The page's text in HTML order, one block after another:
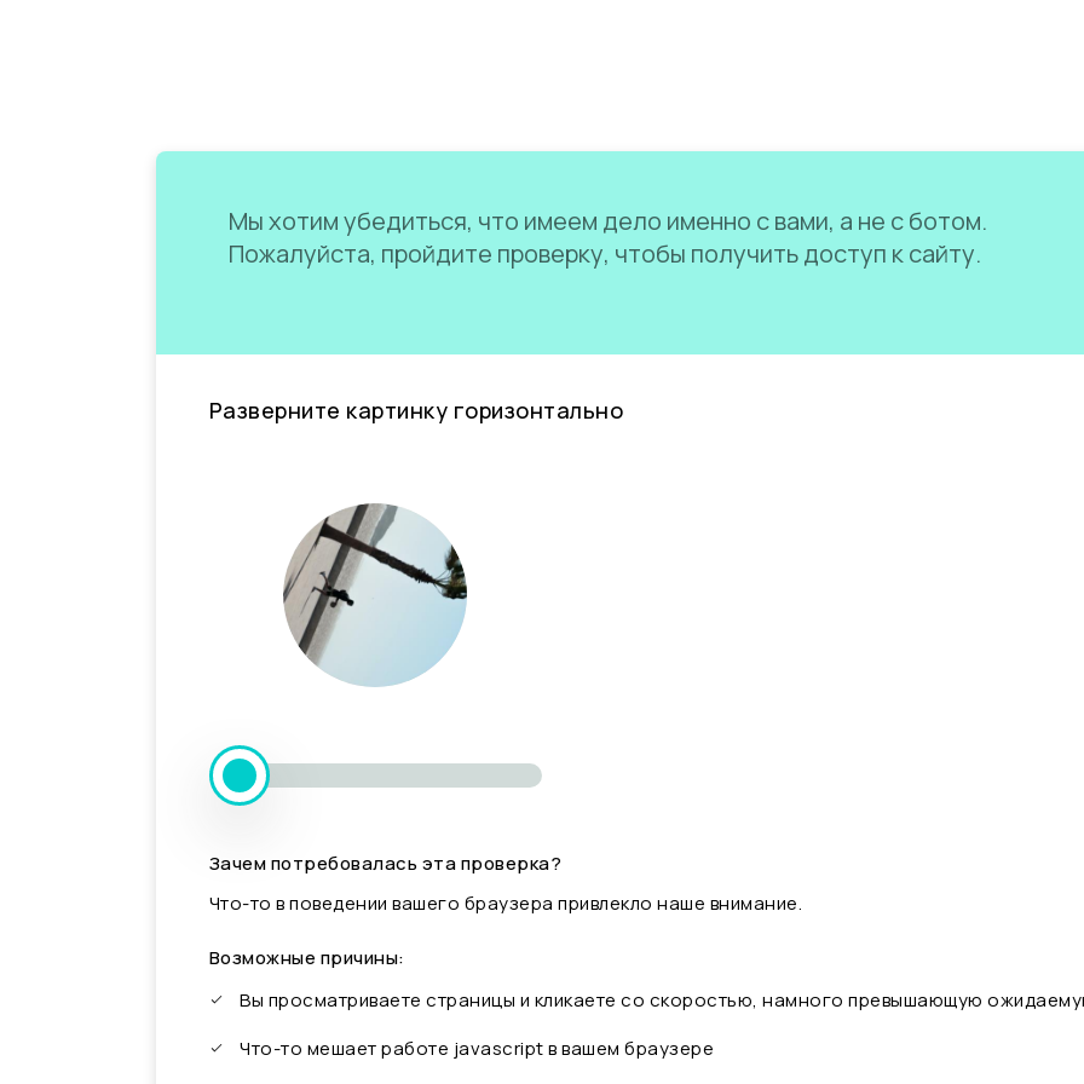
Мы хотим убедиться, что имеем дело именно с вами, а не с ботом.
Пожалуйста, пройдите проверку, чтобы получить доступ к сайту.
Разверните картинку горизонтально
Зачем потребовалась эта проверка?
Что-то в поведении вашего браузера привлекло наше внимание.
Возможные причины:
Вы просматриваете страницы и кликаете со скоростью, намного превышающую
Что-то мешает работе javascript в вашем браузере